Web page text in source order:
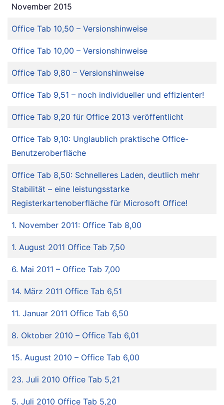
November 2015
Office Tab 10,50 – Versionshinweise
Office Tab 10,00 – Versionshinweise
Office Tab 9,80 – Versionshinweise
Office Tab 9,51 – noch individueller und effizienter!
Office Tab 9,20 für Office 2013 veröffentlicht
Office Tab 9,10: Unglaublich praktische Office-
Benutzeroberfläche
Office Tab 8,50: Schnelleres Laden, deutlich mehr
Stabilität – eine leistungsstarke
Registerkartenoberfläche für Microsoft Office!
1. November 2011: Office Tab 8,00
1. August 2011 Office Tab 7,50
6. Mai 2011 – Office Tab 7,00
14. März 2011 Office Tab 6,51
11. Januar 2011 Office Tab 6,50
8. Oktober 2010 – Office Tab 6,01
15. August 2010 – Office Tab 6,00
23. Juli 2010 Office Tab 5,21
5. Juli 2010 Office Tab 5,20